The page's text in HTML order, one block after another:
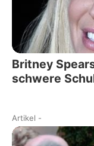
Britney
schwere
Artikel -